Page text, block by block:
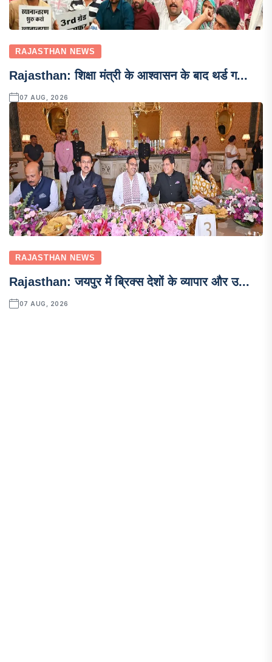
RAJASTHAN NEWS
Rajasthan: शिक्षा मंत्री के आश्वासन के बाद थर्ड ग...
07 AUG, 2026
RAJASTHAN NEWS
Rajasthan: जयपुर में ब्रिक्स देशों के व्यापार और उ...
07 AUG, 2026